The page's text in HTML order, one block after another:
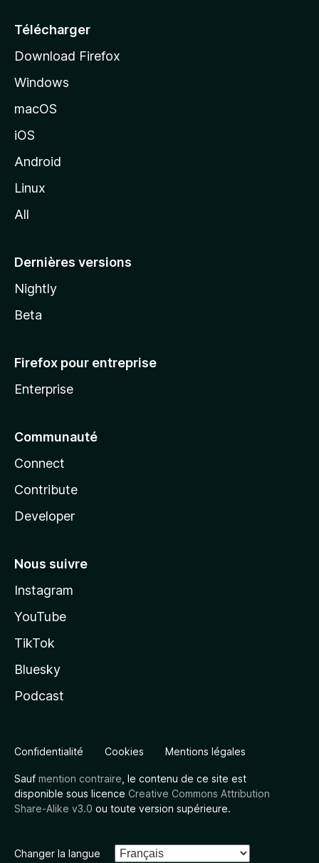
e
l
d
o
z
l
Télécharger
Download Firefox
Windows
macOS
iOS
Android
Linux
All
Dernières versions
Nightly
Beta
Firefox pour entreprise
Enterprise
Communauté
Connect
Contribute
Developer
Nous suivre
Instagram
YouTube
TikTok
Bluesky
Podcast
Confidentialité Cookies Mentions légales
Sauf mention contraire , le contenu de ce site est
disponible sous licence Creative Commons Attribution
Share-Alike v3.0 ou toute version supérieure.
Changer la langue